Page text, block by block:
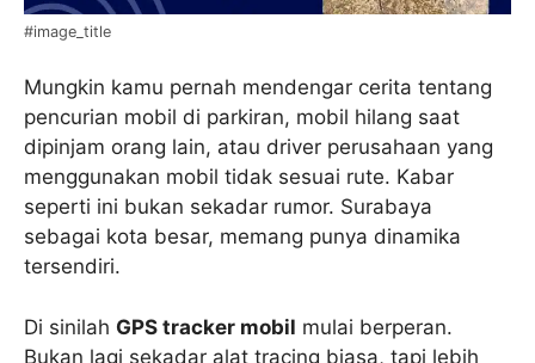
#image_title
Mungkin kamu pernah mendengar cerita tentang
pencurian mobil di parkiran, mobil hilang saat
dipinjam orang lain, atau driver perusahaan yang
menggunakan mobil tidak sesuai rute. Kabar
seperti ini bukan sekadar rumor. Surabaya
sebagai kota besar, memang punya dinamika
tersendiri.
Di sinilah GPS tracker mobil mulai berperan.
Bukan lagi sekadar alat tracing biasa, tapi lebih